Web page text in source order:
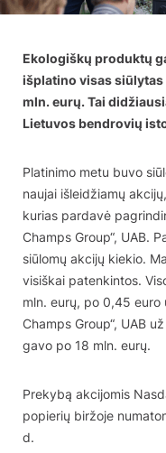
Ekologiškų produktų
išplatino visas
mln. eurų. Tai
Lietuvos bendrovių
Platinimo metu buvo
naujai išleidžiamų
kurias pardavė
Champs Group“, UAB.
siūlomų akcijų kiekio.
visiškai patenkintos.
mln. eurų, po 0,45 euro
Champs Group“, UAB
gavo po 18 mln. eurų.
Prekybą akcijomis
popierių biržoje
d.